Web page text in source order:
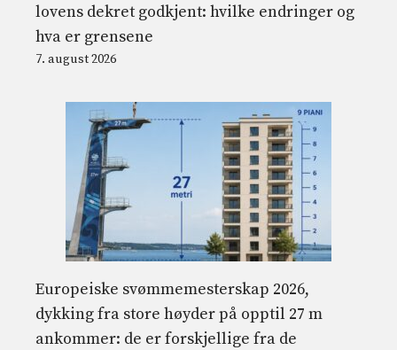
lovens dekret godkjent: hvilke endringer og
hva er grensene
7. august 2026
Europeiske svømmemesterskap 2026,
dykking fra store høyder på opptil 27 m
ankommer: de er forskjellige fra de